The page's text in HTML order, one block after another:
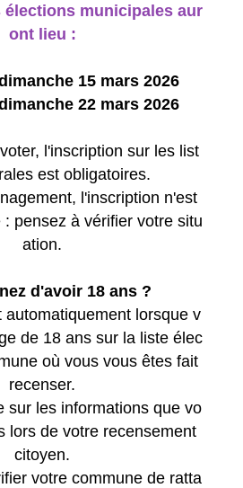
élections municipales aur
ont lieu :
15 mars 2026
22 mars 2026
l'inscription sur les list
est obligatoires.
l'inscription n'est
pensez à vérifier votre situ
ation.
d'avoir 18 ans ?
automatiquement lorsque v
de 18 ans sur la liste élec
où vous vous êtes fait
recenser.
sur les informations que vo
lors de votre recensement
citoyen.
votre commune de ratta